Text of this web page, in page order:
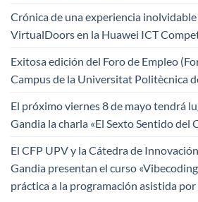
Crónica de una experiencia
VirtualDoors en la Huawei ICT
Exitosa edición del Foro de Empleo
Campus de la Universitat Politècnica
El próximo viernes 8 de mayo tendrá
Gandia la charla «El Sexto Sentido del
El CFP UPV y la Cátedra de
Gandia presentan el curso
práctica a la programación asistida por